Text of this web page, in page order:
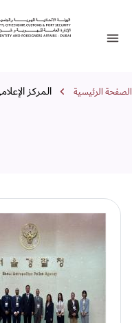
تبديل التنقل
مسار التنقل
الصفحة الرئيسية المركز